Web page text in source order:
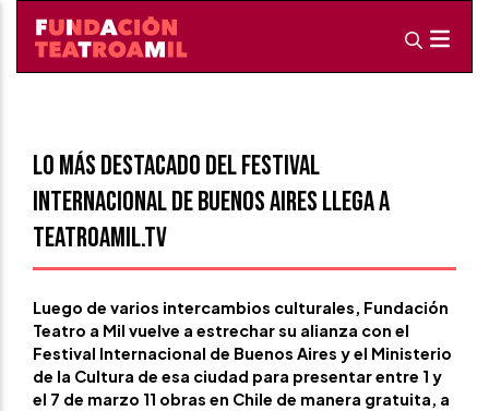
Lo más destacado del Festival
Internacional de Buenos Aires llega a
Teatroamil.tv
Luego de varios intercambios culturales, Fundación
Teatro a Mil vuelve a estrechar su alianza con el
Festival Internacional de Buenos Aires y el Ministerio
de la Cultura de esa ciudad para presentar entre 1 y
el 7 de marzo 11 obras en Chile de manera gratuita, a